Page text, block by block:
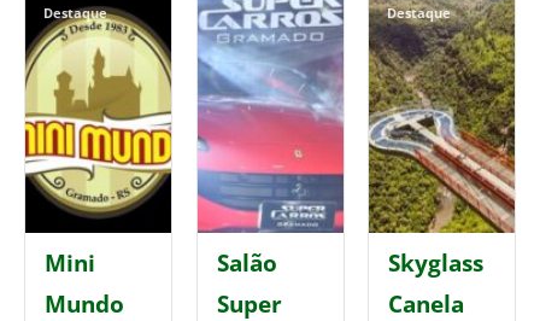
Mini
Mundo
Destaque
Salão
Super
Skyglass
Canela
Destaque